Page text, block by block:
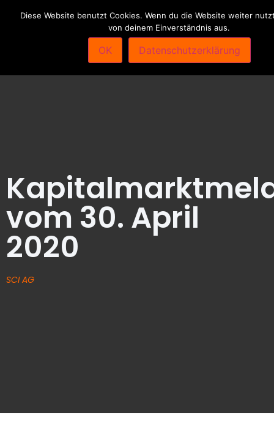
vom 30. April
2020
SCI AG
Diese Website benutzt Cookies. Wenn du die Website weiter
von deinem Einverständnis aus.
OK Datenschutzerklärung